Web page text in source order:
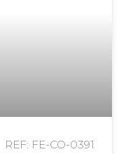
REF: FE-CO-0391